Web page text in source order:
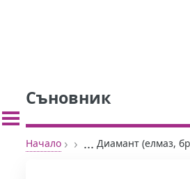
Съновник
Начало › › ... Диамант (елмаз,